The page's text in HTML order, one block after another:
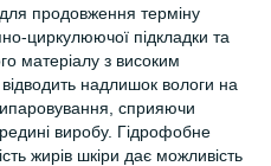
продовження терміну
циркулюючої підкладки та
матеріалу з високим
надлишок вологи на
сприяючи
виробу. Гідрофобне
жирів шкіри дає можливість